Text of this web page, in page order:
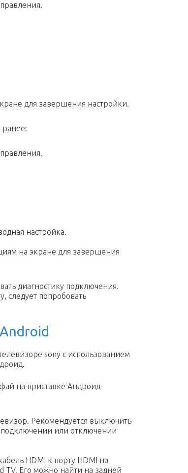
для завершения настройки.
ранее:
настройка.
на экране для завершения
диагностику подключения.
следует попробовать
sony с использованием
на приставке Андроид
Рекомендуется выключить
или отключении
HDMI к порту HDMI на
TV. Его можно найти на задней